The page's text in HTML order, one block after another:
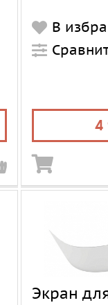
В
4
Экран